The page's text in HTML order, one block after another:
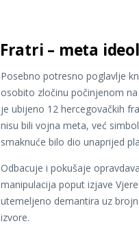
Fratri – meta
Posebno potresno poglavlje
osobito zločinu počinjenom
je ubijeno 12 hercegovačkih
nisu bili vojna meta, već
smaknuće bilo dio unaprijed
Odbacuje i pokušaje
manipulacija poput izjave
utemeljeno demantira uz
izvore.